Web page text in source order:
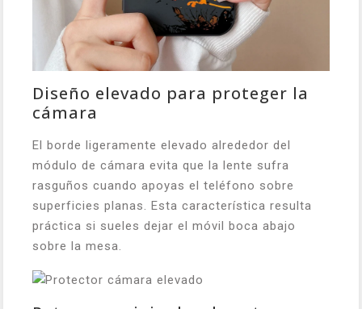
Diseño elevado para proteger la
cámara
El borde ligeramente elevado alrededor del
módulo de cámara evita que la lente sufra
rasguños cuando apoyas el teléfono sobre
superficies planas. Esta característica resulta
práctica si sueles dejar el móvil boca abajo
sobre la mesa.